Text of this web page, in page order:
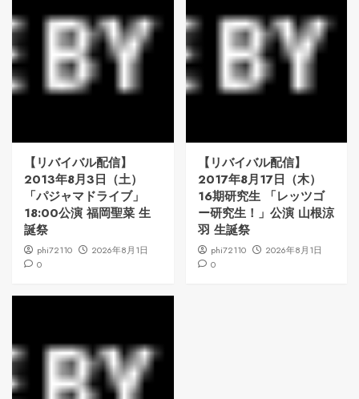
【リバイバル配信】
2013年8月3日（土）
「パジャマドライブ」
18:00公演 福岡聖菜 生
誕祭
phi72110
2026年8月1日
0
【リバイバル配信】
2017年8月17日（木）
16期研究生 「レッツゴ
ー研究生！」公演 山根涼
羽 生誕祭
phi72110
2026年8月1日
0